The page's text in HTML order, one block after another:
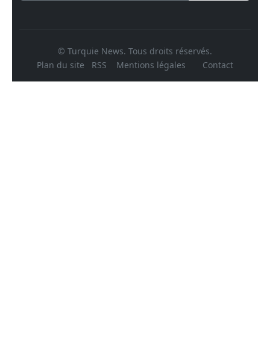
© Turquie News. Tous droits réservés.
Plan du site
RSS Mentions légales Contact